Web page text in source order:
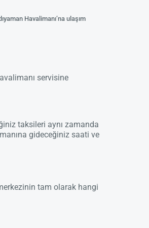
Havalimanı’na ulaşım
servisine
taksileri aynı zamanda
gideceğiniz saati ve
tam olarak hangi